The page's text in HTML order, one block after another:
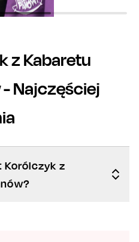
z Kabaretu
- Najczęściej
Korólczyk z